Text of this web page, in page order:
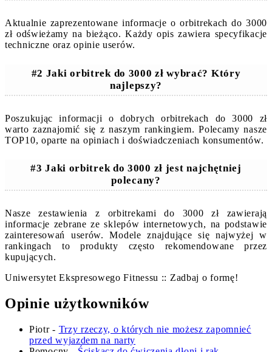
Aktualnie zaprezentowane informacje o orbitrekach do 3000
zł odświeżamy na bieżąco. Każdy opis zawiera specyfikacje
techniczne oraz opinie userów.
#2 Jaki orbitrek do 3000 zł wybrać? Który
najlepszy?
Poszukując informacji o dobrych orbitrekach do 3000 zł
warto zaznajomić się z naszym rankingiem. Polecamy nasze
TOP10, oparte na opiniach i doświadczeniach konsumentów.
#3 Jaki orbitrek do 3000 zł jest najchętniej
polecany?
Nasze zestawienia z orbitrekami do 3000 zł zawierają
informacje zebrane ze sklepów internetowych, na podstawie
zainteresowań userów. Modele znajdujące się najwyżej w
rankingach to produkty często rekomendowane przez
kupujących.
Uniwersytet Ekspresowego Fitnessu :: Zadbaj o formę!
Opinie użytkowników
Piotr- Trzy rzeczy, o których nie możesz zapomnieć
przed wyjazdem na narty